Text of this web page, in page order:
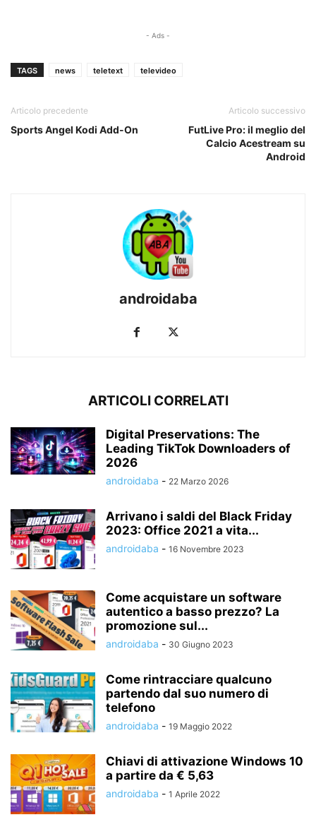
- Ads -
TAGS news teletext televideo
Articolo precedente
Sports Angel Kodi Add-On
Articolo successivo
FutLive Pro: il meglio del
Calcio Acestream su
Android
androidaba
ARTICOLI CORRELATI
Digital Preservations: The
Leading TikTok Downloaders of
2026
androidaba - 22 Marzo 2026
Arrivano i saldi del Black Friday
2023: Office 2021 a vita...
androidaba - 16 Novembre 2023
Come acquistare un software
autentico a basso prezzo? La
promozione sul...
androidaba - 30 Giugno 2023
Come rintracciare qualcuno
partendo dal suo numero di
telefono
androidaba - 19 Maggio 2022
Chiavi di attivazione Windows 10
a partire da € 5,63
androidaba - 1 Aprile 2022